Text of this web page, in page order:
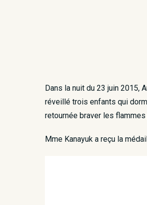
Dans la nuit du 23 juin 2015,
réveillé trois enfants qui
retournée braver les
Mme Kanayuk a reçu la